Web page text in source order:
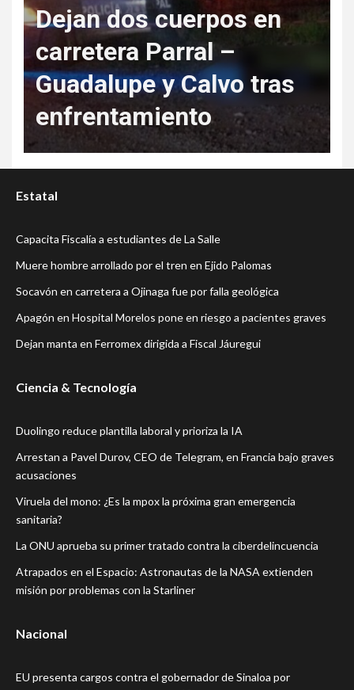
Dejan dos cuerpos en
carretera Parral –
Guadalupe y Calvo tras
enfrentamiento
Estatal
Capacita Fiscalía a estudiantes de La Salle
Muere hombre arrollado por el tren en Ejido Palomas
Socavón en carretera a Ojinaga fue por falla geológica
Apagón en Hospital Morelos pone en riesgo a pacientes graves
Dejan manta en Ferromex dirigida a Fiscal Jáuregui
Ciencia & Tecnología
Duolingo reduce plantilla laboral y prioriza la IA
Arrestan a Pavel Durov, CEO de Telegram, en Francia bajo graves
acusaciones
Viruela del mono: ¿Es la mpox la próxima gran emergencia
sanitaria?
La ONU aprueba su primer tratado contra la ciberdelincuencia
Atrapados en el Espacio: Astronautas de la NASA extienden
misión por problemas con la Starliner
Nacional
EU presenta cargos contra el gobernador de Sinaloa por